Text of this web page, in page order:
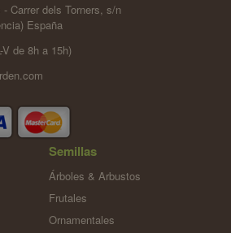
Carrer dels Torners, s/n
España
de 8h a 15h)
Semillas
Árboles & Arbustos
Frutales
Ornamentales